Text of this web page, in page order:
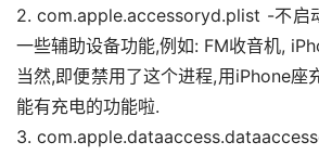
盘
首
2. com.apple.accessoryd.plist -不启
一些辅助设备功能,例如: FM收音机,
当然,即便禁用了这个进程,用iPhone座
能有充电的功能啦.
3.